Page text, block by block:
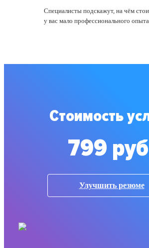
Специалисты подскажут, на чём
у вас мало профессионального
Стоимость
799
Улучшить резюме